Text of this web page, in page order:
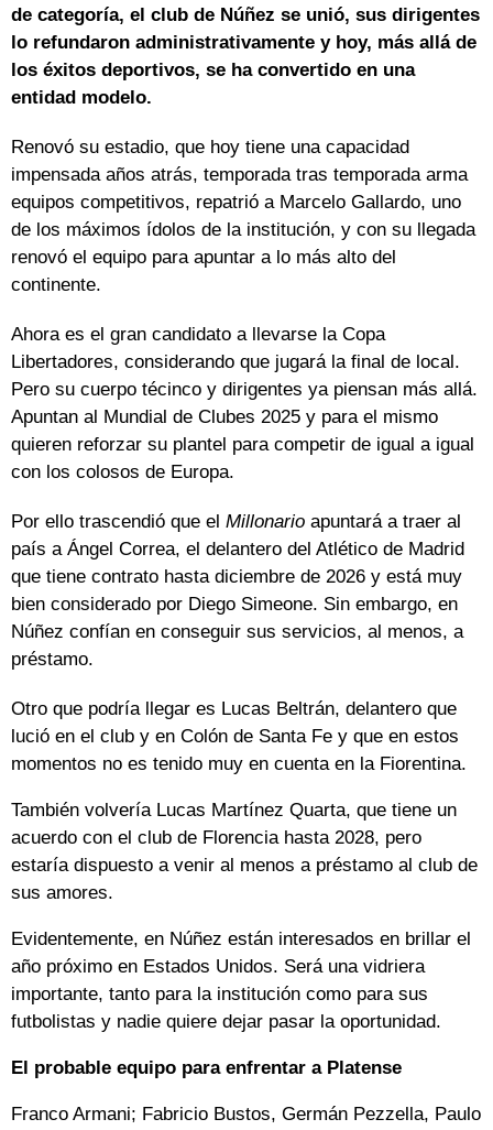
de categoría, el club de Núñez se unió, sus dirigentes
lo refundaron administrativamente y hoy, más allá de
los éxitos deportivos, se ha convertido en una
entidad modelo.
Renovó su estadio, que hoy tiene una capacidad
impensada años atrás, temporada tras temporada arma
equipos competitivos, repatrió a Marcelo Gallardo, uno
de los máximos ídolos de la institución, y con su llegada
renovó el equipo para apuntar a lo más alto del
continente.
Ahora es el gran candidato a llevarse la Copa
Libertadores, considerando que jugará la final de local.
Pero su cuerpo técinco y dirigentes ya piensan más allá.
Apuntan al Mundial de Clubes 2025 y para el mismo
quieren reforzar su plantel para competir de igual a igual
con los colosos de Europa.
Por ello trascendió que el Millonario apuntará a traer al
país a Ángel Correa, el delantero del Atlético de Madrid
que tiene contrato hasta diciembre de 2026 y está muy
bien considerado por Diego Simeone. Sin embargo, en
Núñez confían en conseguir sus servicios, al menos, a
préstamo.
Otro que podría llegar es Lucas Beltrán, delantero que
lució en el club y en Colón de Santa Fe y que en estos
momentos no es tenido muy en cuenta en la Fiorentina.
También volvería Lucas Martínez Quarta, que tiene un
acuerdo con el club de Florencia hasta 2028, pero
estaría dispuesto a venir al menos a préstamo al club de
sus amores.
Evidentemente, en Núñez están interesados en brillar el
año próximo en Estados Unidos. Será una vidriera
importante, tanto para la institución como para sus
futbolistas y nadie quiere dejar pasar la oportunidad.
El probable equipo para enfrentar a Platense
Franco Armani; Fabricio Bustos, Germán Pezzella, Paulo